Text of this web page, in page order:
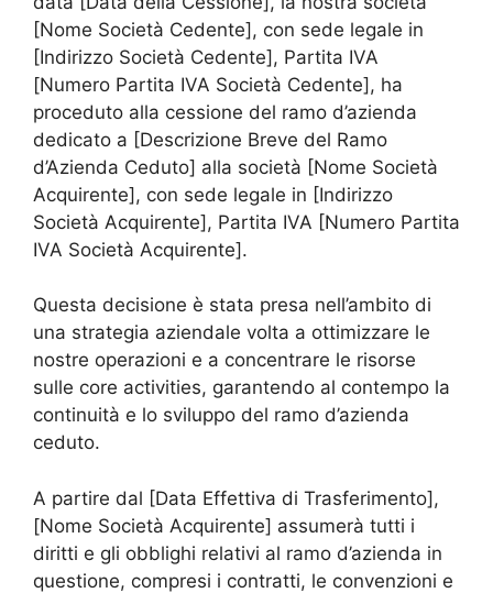
[Nome Società Cedente], con sede legale in
[Indirizzo Società Cedente], Partita IVA
[Numero Partita IVA Società Cedente], ha
proceduto alla cessione del ramo d’azienda
dedicato a [Descrizione Breve del Ramo
d’Azienda Ceduto] alla società [Nome Società
Acquirente], con sede legale in [Indirizzo
Società Acquirente], Partita IVA [Numero Partita
IVA Società Acquirente].
Questa decisione è stata presa nell’ambito di
una strategia aziendale volta a ottimizzare le
nostre operazioni e a concentrare le risorse
sulle core activities, garantendo al contempo la
continuità e lo sviluppo del ramo d’azienda
ceduto.
A partire dal [Data Effettiva di Trasferimento],
[Nome Società Acquirente] assumerà tutti i
diritti e gli obblighi relativi al ramo d’azienda in
questione, compresi i contratti, le convenzioni e